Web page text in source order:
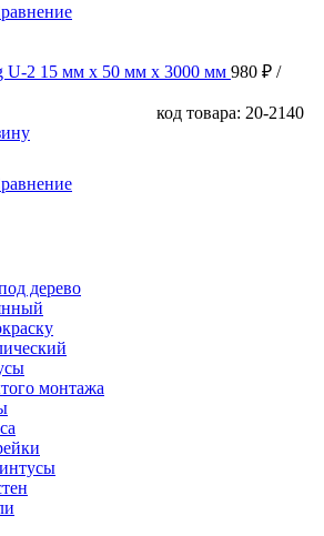
U-2 15 мм x 50 мм х 3000 мм 980 ₽ /
код товара: 20-2140
дерево
монтажа